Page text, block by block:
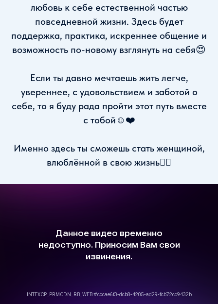
любовь к себе естественной частью
повседневной жизни. Здесь будет
поддержка, практика, искреннее общение и
возможность по-новому взглянуть на себя😍
Если ты давно мечтаешь жить легче,
увереннее, с удовольствием и заботой о
себе, то я буду рада пройти этот путь вместе
с тобой☺️❤️
Именно здесь ты сможешь стать женщиной,
влюблённой в свою жизнь❤️‍🔥